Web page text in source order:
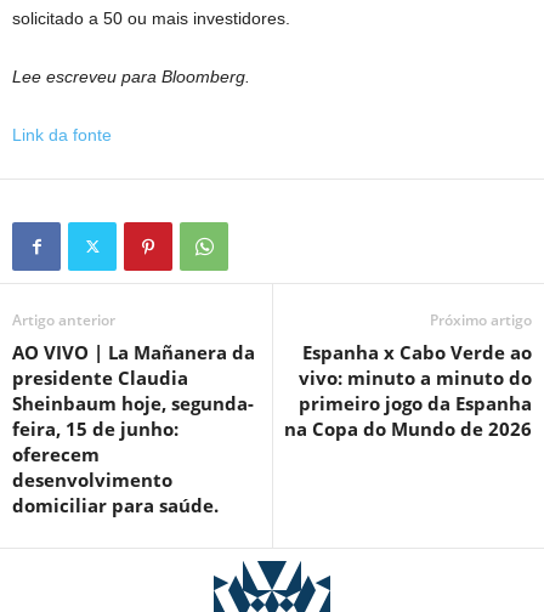
solicitado a 50 ou mais investidores.
Lee escreveu para Bloomberg.
Link da fonte
Artigo anterior
AO VIVO | La Mañanera da
presidente Claudia
Sheinbaum hoje, segunda-
feira, 15 de junho:
oferecem
desenvolvimento
domiciliar para saúde.
Próximo artigo
Espanha x Cabo Verde ao
vivo: minuto a minuto do
primeiro jogo da Espanha
na Copa do Mundo de 2026